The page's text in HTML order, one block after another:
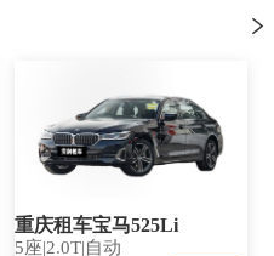
重庆租车宝马525Li
5座|2.0T|自动